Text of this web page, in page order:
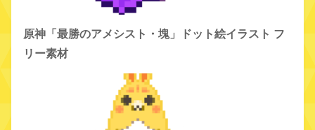
原神「最勝のアメシスト・塊」ドット絵イラスト フ
リー素材